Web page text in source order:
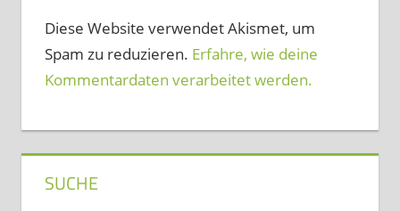
Diese Website verwendet Akismet, um
Spam zu reduzieren. Erfahre, wie deine
Kommentardaten verarbeitet werden.
SUCHE